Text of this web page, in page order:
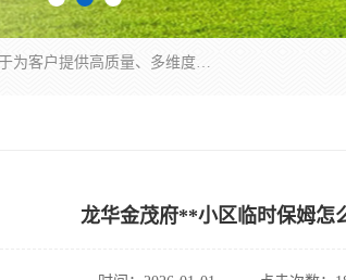
深圳市柏林家政有限公司是一家服务于深圳市民的专业家政公司。致力于为客户提供高质量、多维度的家庭服务，包括养老、母婴、月嫂育婴早教、康复理疗、家电清洗和保洁等方面的专业服务。
龙华金茂府**小区临时保姆怎